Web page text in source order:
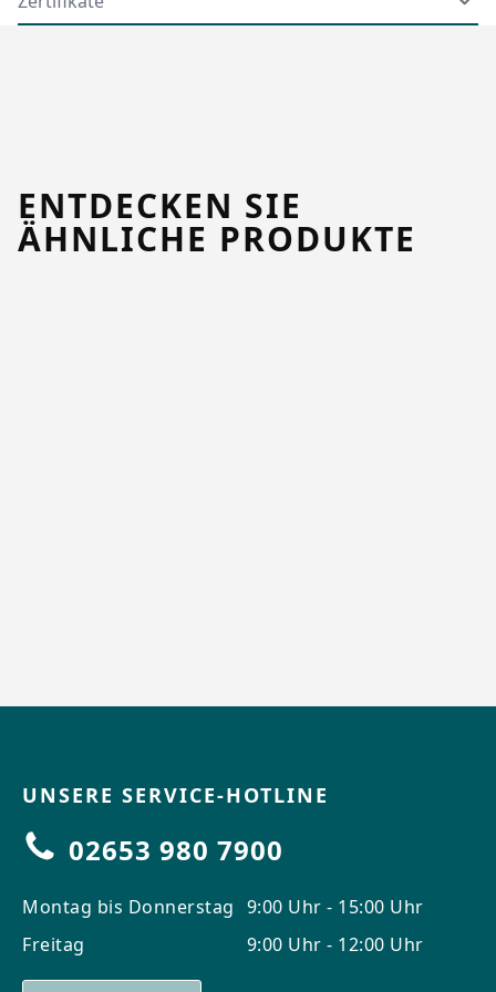
ENTDECKEN SIE
ÄHNLICHE PRODUKTE
UNSERE SERVICE-HOTLINE
02653 980 7900
Montag bis Donnerstag
Freitag
9:00 Uhr - 15:00 Uhr
9:00 Uhr - 12:00 Uhr